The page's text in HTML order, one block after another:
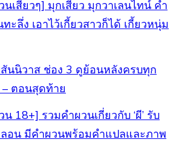
นเสี่ยวๆ] มุกเสี่ยว มุกวาเลนไทน์ คำ
ะลึ่ง เอาไว้เกี้ยวสาวก็ได้ เกี้ยวหนุ่ม
นนิวาส ช่อง 3 ดูย้อนหลังครบทุก
ตอนสุดท้าย
น 18+] รวมคำผวนเกี่ยวกับ ‘ผี’ รับ
อน มีคำผวนพร้อมคำแปลและภาพ